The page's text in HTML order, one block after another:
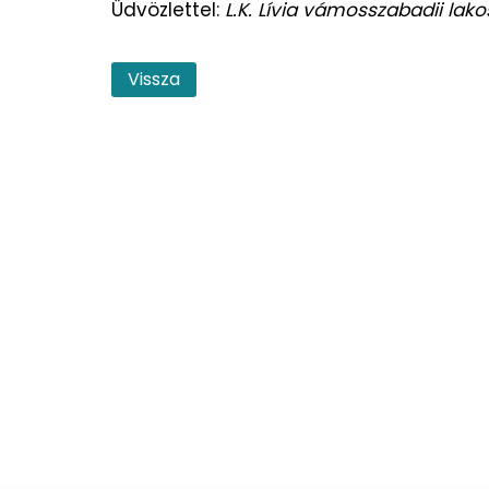
Üdvözlettel: L.K. Lívia vámosszabadii
Vissza